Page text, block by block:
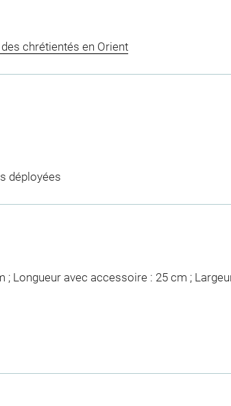
chrétientés en Orient
déployées
; Longueur avec accessoire : 25 cm ;